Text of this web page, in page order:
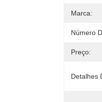
Marca:
Número
Preço:
Detalhes